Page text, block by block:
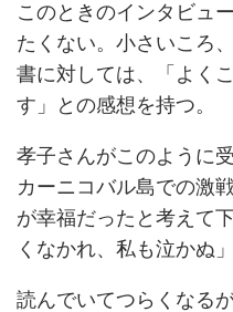
このときのインタビュ
たくない。小さいころ
書に対しては、「よく
す」との感想を持つ。
孝子さんがこのように
カーニコバル島での激
が幸福だったと考えて
くなかれ、私も泣かぬ
読んでいてつらくなる